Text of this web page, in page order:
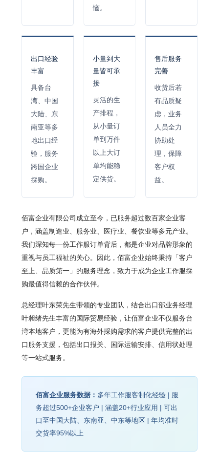
恼。
出口经验
丰富
具备台
湾、中国
大陆、东
南亚等多
地出口经
验，服务
跨国企业
採购。
小量到大
量皆可承
接
灵活的生
产排程，
从小量订
单到万件
以上大订
单均能稳
定供货。
售后服务
完善
收货后若
有品质疑
虑，业务
人员全力
协助处
理，保障
客户权
益。
佰富企业有限公司成立至今，已服务超过数百家企业客
户，涵盖制造业、服务业、医疗业、餐饮业等多元产业。
我们深知每一份工作服订单背后，都是企业对品牌形象的
重视与员工福祉的关心。因此，佰富企业始终秉持「客户
至上、品质第一」的服务理念，致力于成为企业工作服採
购最值得信赖的合作伙伴。
总经理叶东荣先生带领的专业团队，结合出口部业务经理
叶昶绪先生丰富的国际贸易经验，让佰富企业不仅服务台
湾本地客户，更能为有海外採购需求的客户提供完整的出
口服务支援，包括出口报关、国际运输安排、信用状处理
等一站式服务。
佰富企业服务数据： 多年工作服客制化经验 | 服
务超过500+企业客户 | 涵盖20+行业应用 | 可出
口至中国大陆、东南亚、中东等地区 | 年均准时
交货率95%以上